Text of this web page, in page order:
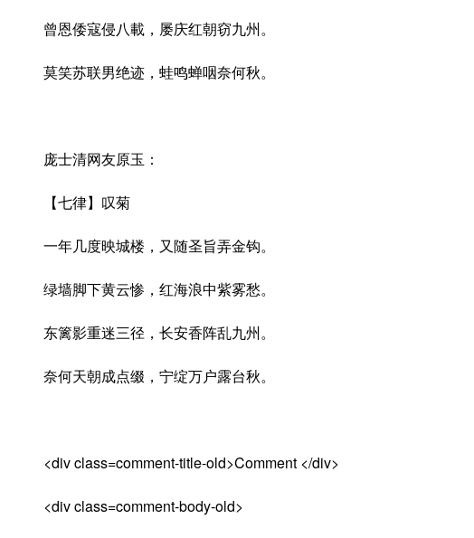
曾恩倭寇侵八載，屡庆红朝窃九州。
莫笑苏联男绝迹，蛙鸣蝉咽奈何秋。
庞士清网友原玉：
【七律】叹菊
一年几度映城楼，又随圣旨弄金钩。
绿墙脚下黄云惨，红海浪中紫雾愁。
东篱影重迷三径，长安香阵乱九州。
奈何天朝成点缀，宁绽万户露台秋。
<div class=comment-title-old>Comment </div>
<div class=comment-body-old>